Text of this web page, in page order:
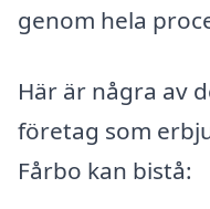
genom hela
Här är några av
företag som
Fårbo kan bistå: